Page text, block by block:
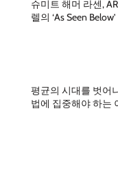
슈미트 해머 라센,
렐의 ‘As Seen
평균의 시대를 벗어
법에 집중해야 하는